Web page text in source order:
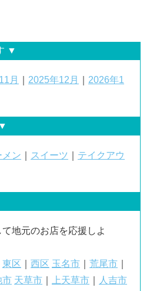
▼
月 2025年12月
2026年1
メン スイーツ
テイクアウ
て地元のお店を応援しよ
東区 西区 玉名市 荒尾市
市 天草市 上天草市
人吉市